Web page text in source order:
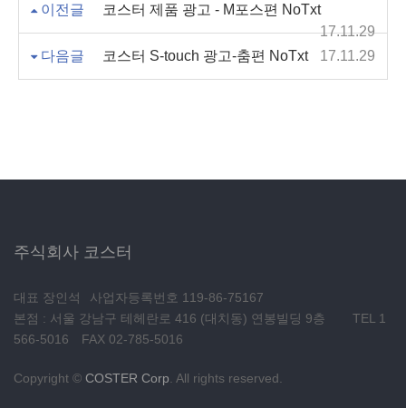
이전글
코스터 제품 광고 - M포스편 NoTxt
17.11.29
다음글
코스터 S-touch 광고-춤편 NoTxt 17.11.29
주식회사 코스터
대표 장인석
사업자등록번호 119-86-75167
본점 : 서울 강남구 테헤란로 416 (대치동) 연봉빌딩 9층
TEL 1
566-5016
FAX 02-785-5016
Copyright © COSTER Corp . All rights reserved.